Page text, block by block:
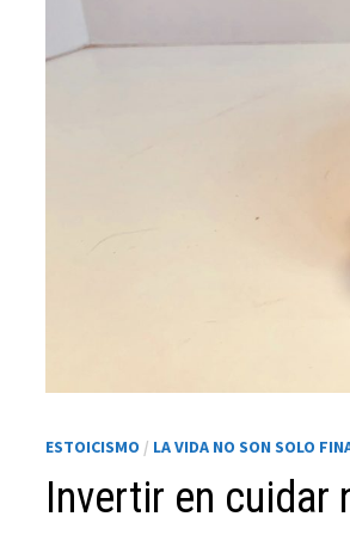
ESTOICISMO / LA VIDA NO SON SOLO
Invertir en cuidar
Son
necesarias
para que